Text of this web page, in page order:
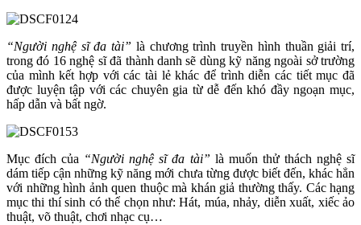
“Người nghệ sĩ đa tài” là chương trình truyền hình thuần giải trí,
trong đó 16 nghệ sĩ đã thành danh sẽ dùng kỹ năng ngoài sở trường
của mình kết hợp với các tài lẻ khác để trình diễn các tiết mục đã
được luyện tập với các chuyên gia từ dễ đến khó đầy ngoạn mục,
hấp dẫn và bất ngờ.
Mục đích của “Người nghệ sĩ đa tài” là muốn thử thách nghệ sĩ
dám tiếp cận những kỹ năng mới chưa từng được biết đến, khác hẳn
với những hình ảnh quen thuộc mà khán giả thường thấy. Các hạng
mục thi thí sinh có thể chọn như: Hát, múa, nhảy, diễn xuất, xiếc ảo
thuật, võ thuật, chơi nhạc cụ…